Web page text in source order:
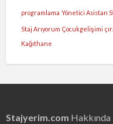
programlama Yönetici Asistan
Staj Arıyorum Çocukgelişimi
Kağıthane
Stajyerim.com Hakkında